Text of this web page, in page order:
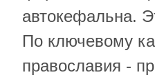
автокефальна.
По ключевому
православия -